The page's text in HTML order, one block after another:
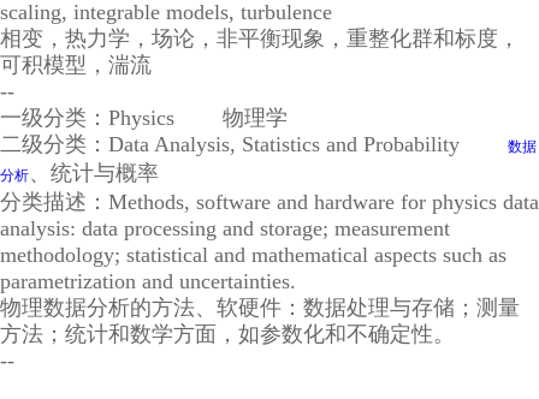
scaling, integrable models, turbulence
相变，热力学，场论，非平衡现象，重整化群和标度，
可积模型，湍流
--
一级分类：Physics 物理学
二级分类：Data Analysis, Statistics and Probability
数据
分析、统计与概率
分类描述：Methods, software and hardware for physics data
analysis: data processing and storage; measurement
methodology; statistical and mathematical aspects such as
parametrization and uncertainties.
物理数据分析的方法、软硬件：数据处理与存储；测量
方法；统计和数学方面，如参数化和不确定性。
--